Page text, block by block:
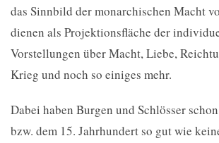
das Sinnbild der monarchischen Macht
dienen als Projektionsfläche der
Vorstellungen über Macht, Liebe,
Krieg und noch so einiges mehr.
Dabei haben Burgen und Schlösser
bzw. dem 15. Jahrhundert so gut wie